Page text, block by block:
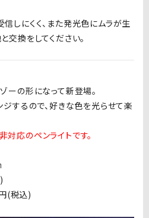
しにくく、また発光色にムラが生
交換をしてください。
ーの形になって新登場。
ジするので、好きな色を光らせて楽
応のペンライトです。
)
(税込)